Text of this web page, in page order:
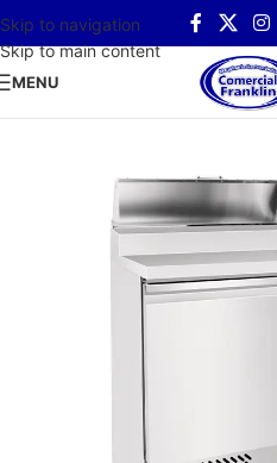
Skip to navigation
Skip to main content
MENU